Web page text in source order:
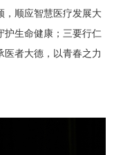
，顺应智慧医疗发展大
护生命健康；三要行仁
医者大德，以青春之力